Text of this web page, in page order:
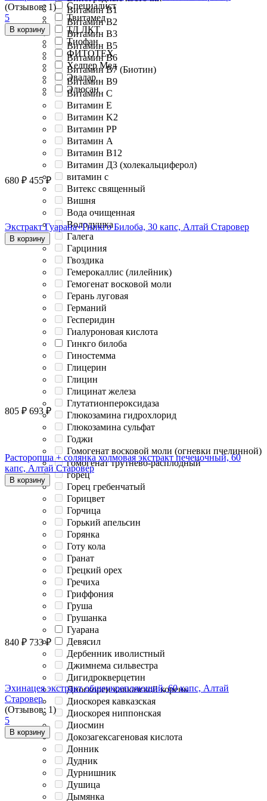
Витамин B1
Витамин B2
Витамин B3
Витамин B5
Витамин B6
Витамин B7 (Биотин)
Витамин B9
Витамин C
Витамин E
Витамин K2
Витамин PP
Витамин А
Витамин В12
Витамин Д3 (холекальциферол)
витамин с
Витекс священный
Вишня
Вода очищенная
Володушка
Галега
Гарциния
Гвоздика
Гемерокаллис (лилейник)
Гемогенат восковой моли
Герань луговая
Германий
Гесперидин
Гиалуроновая кислота
Гинкго билоба
Гиностемма
Глицерин
Глицин
Глицинат железа
Глутатионпероксидаза
Глюкозамина гидрохлорид
Глюкозамина сульфат
Годжи
Гомогенат восковой моли (огневки пчелинной)
гомогенат трутнево-расплодный
горец
Горец гребенчатый
Горицвет
Горчица
Горький апельсин
Горянка
Готу кола
Гранат
Грецкий орех
Гречиха
Гриффония
Груша
Грушанка
Гуарана
Девясил
Дербенник иволистный
Джимнема сильвестра
Дигидрокверцетин
Диоскореи кавказской корень
Диоскорея кавказская
Диоскорея ниппонская
Диосмин
Докозагексагеновая кислота
Донник
Дудник
Дурнишник
Душица
Дымянка
Специалист
Твитамед
ТД ЛКТ
Тиофан
ФИТОТЕХ
Хелпер Мед
Эвалар
Элюсан
(Отзывов: 1)
5
В корзину
680 ₽ 455 ₽
Экстракт Гуарана+Гинкго Билоба, 30 капс, Алтай Старовер
В корзину
805 ₽ 693 ₽
Расторопша + солянка холмовая экстракт печеночный, 60
капс, Алтай Старовер
В корзину
840 ₽ 733 ₽
Эхинацея экстракт общеукрепляющий, 60 капс, Алтай
Старовер
(Отзывов: 1)
5
В корзину